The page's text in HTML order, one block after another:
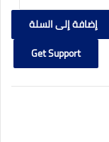
1.500.000,00
إضافة إلى السلة
Get Support